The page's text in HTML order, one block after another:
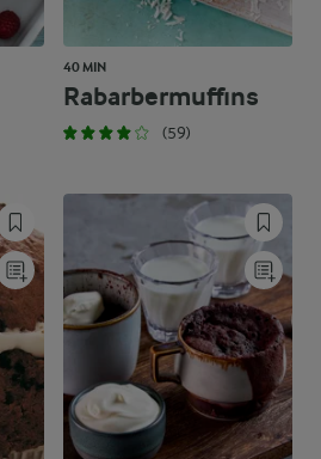
40 MIN
Rabarbermuffins
(59)